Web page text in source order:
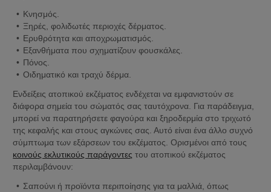
Κνησμός.
Ξηρές, φολιδωτές περιοχές δέρματος.
Ερυθρότητα και αποχρωματισμός.
Εξανθήματα που σχηματίζουν φουσκάλες.
Πόνος.
Οιδηματικό και τραχύ δέρμα.
Ενδείξεις ατοπικού εκζέματος ενδέχεται να εμφανιστούν σε
διάφορα σημεία του σώματός σας ταυτόχρονα. Για παράδειγμα,
μπορεί να παρατηρήσετε φαγούρα και ξηροδερμία στο τριχωτό
της κεφαλής και στους αγκώνες σας. Αυτό είναι ένα άλλο συχνό
κοινούς εκλυτικούς παράγοντες του ατοπικού εκζέματος
περιλαμβάνουν:
Σαπούνι ή προϊόντα περιποίησης για τα μαλλιά, όπως